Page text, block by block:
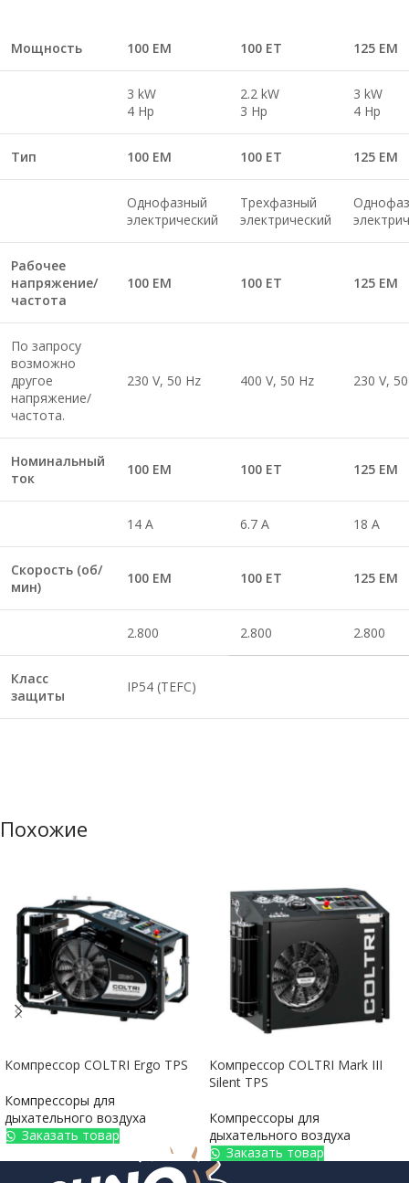
Мощность 100 EM 100 ET 125 EM
3 kW
4 Hp
2.2 kW
3 Hp
3 kW
4 Hp
Тип 100 EM 100 ET 125 EM
Однофазный
электрический
Трехфазный
электрический
Рабочее
напряжение/
частота
100 EM 100 ET 125 EM
По запросу
возможно
другое
напряжение/
частота.
230 V, 50 Hz 400 V, 50 Hz 230 V,
Номинальный
ток
100 EM 100 ET 125 EM
14 A 6.7 A 18 A
Скорость (об/
мин)
100 EM 100 ET 125 EM
2.800 2.800 2.800
Класс
защиты
IP54 (TEFC)
Похожие
Компрессор COLTRI Ergo TPS
Компрессоры для
дыхательного воздуха
Заказать товар
Компрессор COLTRI Mark III
Silent TPS
Компрессоры для
дыхательного воздуха
Заказать товар